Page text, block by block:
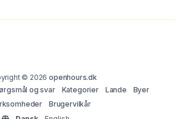
© 2026openhours.dk
og svar Kategorier Lande
Byer
Brugervilkår